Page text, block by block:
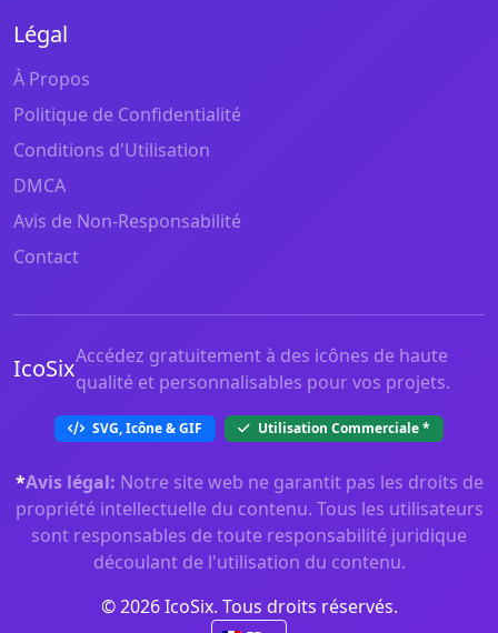
Légal
À Propos
Politique de Confidentialité
Conditions d'Utilisation
DMCA
Avis de Non-Responsabilité
Contact
IcoSixAccédez gratuitement à des icônes de haute
qualité et personnalisables pour vos projets.
SVG, Icône & GIF Utilisation Commerciale*
*Avis légal: Notre site web ne garantit pas les droits de
propriété intellectuelle du contenu. Tous les utilisateurs
sont responsables de toute responsabilité juridique
découlant de l'utilisation du contenu.
© 2026 IcoSix. Tous droits réservés.